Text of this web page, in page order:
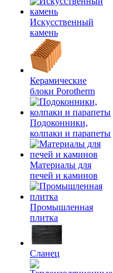
Искусственный
камень
Керамические
блоки Porotherm
Подоконники,
колпаки и парапеты
Материалы для
печей и каминов
Промышленная
плитка
Сланец